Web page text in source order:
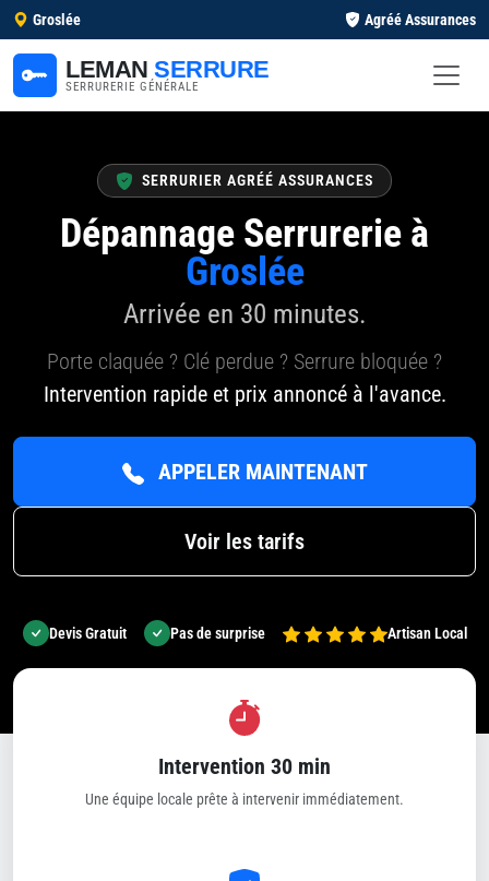
Groslée Agréé Assurances
LEMAN SERRURE
SERRURERIE GÉNÉRALE
SERRURIER AGRÉÉ ASSURANCES
Dépannage Serrurerie à
Groslée
Arrivée en 30 minutes.
Porte claquée ? Clé perdue ? Serrure bloquée ?
Intervention rapide et prix annoncé à l'avance.
APPELER MAINTENANT
Voir les tarifs
Devis Gratuit Pas de surprise Artisan Local
Intervention 30 min
Une équipe locale prête à intervenir immédiatement.